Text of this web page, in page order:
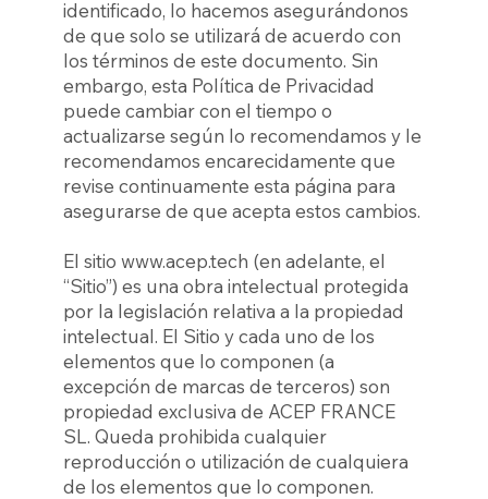
identificado, lo hacemos asegurándonos
de que solo se utilizará de acuerdo con
los términos de este documento. Sin
embargo, esta Política de Privacidad
puede cambiar con el tiempo o
actualizarse según lo recomendamos y le
recomendamos encarecidamente que
revise continuamente esta página para
asegurarse de que acepta estos cambios.
El sitiowww.acep.tech (en adelante, el
“Sitio”) es una obra intelectual protegida
por la legislación relativa a la propiedad
intelectual. El Sitio y cada uno de los
elementos que lo componen (a
excepción de marcas de terceros) son
propiedad exclusiva de ACEP FRANCE
SL. Queda prohibida cualquier
reproducción o utilización de cualquiera
de los elementos que lo componen.